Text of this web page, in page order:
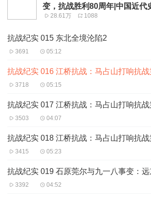
变，抗战胜利80周年|中国近代
73128.61万 1088
抗战纪实 015 东北全境沦陷2
3691 05:12
抗战纪实 016 江桥抗战：马占山打响抗
3718 05:15
抗战纪实 017 江桥抗战：马占山打响抗
3503 04:07
抗战纪实 018 江桥抗战：马占山打响抗
3415 05:23
3392 04:52